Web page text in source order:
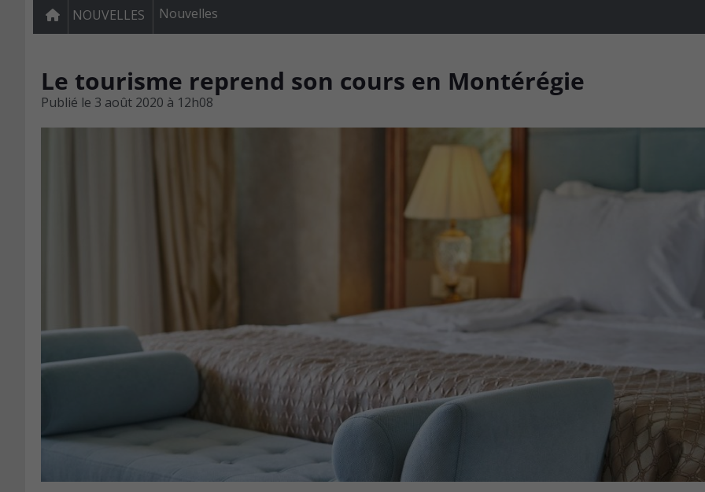
NOUVELLES Nouvelles
Le tourisme reprend son cours en Montérégie
Publié le 3 août 2020 à 12h08